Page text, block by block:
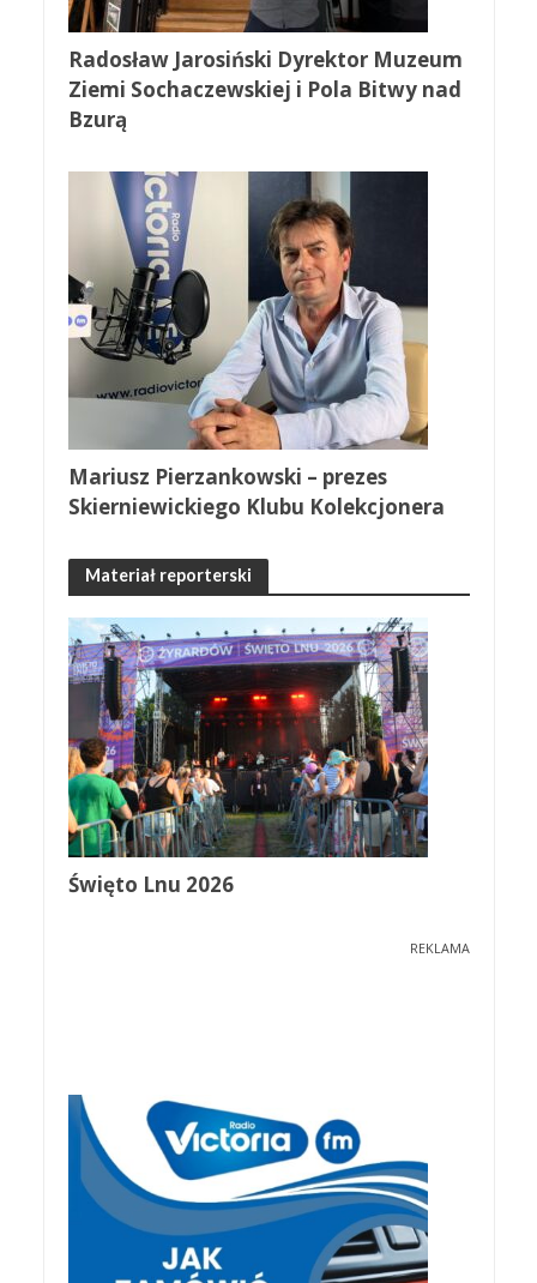
Radosław Jarosiński Dyrektor Muzeum
Ziemi Sochaczewskiej i Pola Bitwy nad
Bzurą
Mariusz Pierzankowski – prezes
Skierniewickiego Klubu Kolekcjonera
Materiał reporterski
Święto Lnu 2026
REKLAMA